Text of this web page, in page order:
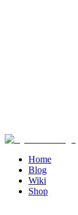
Home
Blog
Wiki
Shop